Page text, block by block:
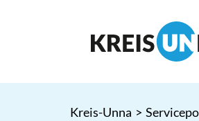
Kreis-Unna >